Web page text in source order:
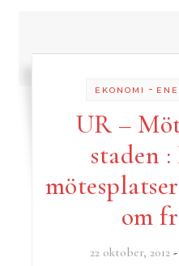
EKONOMI -
UR –
staden
om
22 oktober, 2012